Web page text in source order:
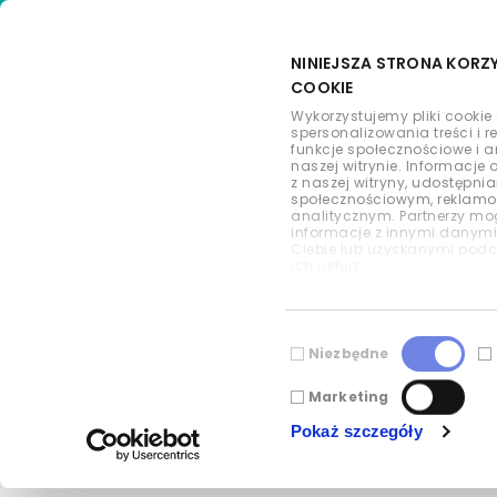
NINIEJSZA STRONA
COOKIE
Wykorzystujemy pliki cookie
spersonalizowania treści i
funkcje społecznościowe i
naszej witrynie. Informacje
z naszej witryny,
społecznościowym,
analitycznym. Partnerzy
informacje z innymi
zgody
Niezbędne
Marketing
Pokaż szczegóły
5 zapisów w
uwagę